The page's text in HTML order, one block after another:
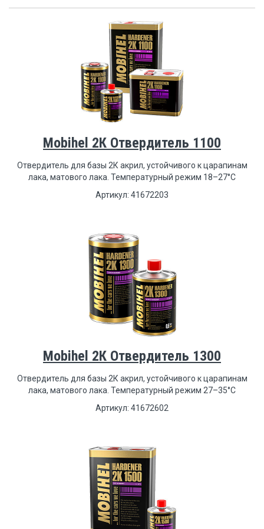
Mobihel 2К Отвердитель 1100
Отвердитель для базы 2К акрил, устойчивого к царапинам
лака, матового лака. Температурный режим 18–27°С
Артикул: 41672203
Mobihel 2К Отвердитель 1300
Отвердитель для базы 2К акрил, устойчивого к царапинам
лака, матового лака. Температурный режим 27–35°С
Артикул: 41672602